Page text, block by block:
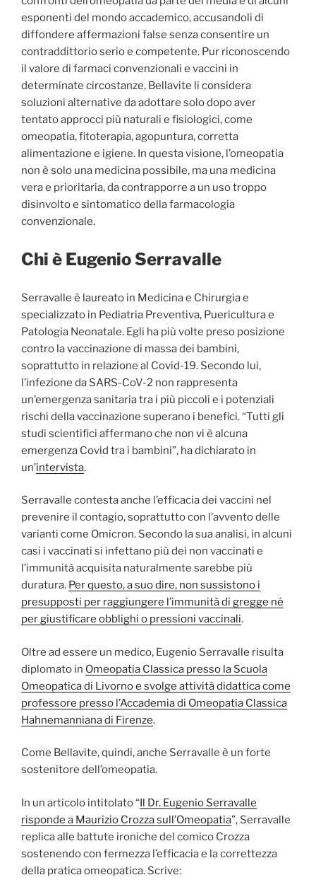
esponenti del mondo accademico, accusandoli di
diffondere affermazioni false senza consentire un
contraddittorio serio e competente. Pur riconoscendo
il valore di farmaci convenzionali e vaccini in
determinate circostanze, Bellavite li considera
soluzioni alternative da adottare solo dopo aver
tentato approcci più naturali e fisiologici, come
omeopatia, fitoterapia, agopuntura, corretta
alimentazione e igiene. In questa visione, l’omeopatia
non è solo una medicina possibile, ma una medicina
vera e prioritaria, da contrapporre a un uso troppo
disinvolto e sintomatico della farmacologia
convenzionale.
Chi è Eugenio Serravalle
Serravalle è laureato in Medicina e Chirurgia e
specializzato in Pediatria Preventiva, Puericultura e
Patologia Neonatale. Egli ha più volte preso posizione
contro la vaccinazione di massa dei bambini,
soprattutto in relazione al Covid-19. Secondo lui,
l’infezione da SARS-CoV-2 non rappresenta
un’emergenza sanitaria tra i più piccoli e i potenziali
rischi della vaccinazione superano i benefici. “Tutti gli
studi scientifici affermano che non vi è alcuna
emergenza Covid tra i bambini”, ha dichiarato in
un’intervista.
Serravalle contesta anche l’efficacia dei vaccini nel
prevenire il contagio, soprattutto con l’avvento delle
varianti come Omicron. Secondo la sua analisi, in alcuni
casi i vaccinati si infettano più dei non vaccinati e
l’immunità acquisita naturalmente sarebbe più
duratura. Per questo, a suo dire, non sussistono i
presupposti per raggiungere l’immunità di gregge né
per giustificare obblighi o pressioni vaccinali.
Oltre ad essere un medico, Eugenio Serravalle risulta
diplomato in Omeopatia Classica presso la Scuola
Omeopatica di Livorno e svolge attività didattica come
professore presso l’Accademia di Omeopatia Classica
Hahnemanniana di Firenze.
Come Bellavite, quindi, anche Serravalle è un forte
sostenitore dell’omeopatia.
In un articolo intitolato “Il Dr. Eugenio Serravalle
risponde a Maurizio Crozza sull’Omeopatia”, Serravalle
replica alle battute ironiche del comico Crozza
sostenendo con fermezza l’efficacia e la correttezza
della pratica omeopatica. Scrive: